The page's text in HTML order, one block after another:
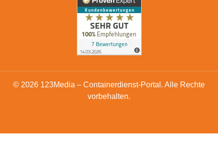
© 2026 123Media – Containerdienst-Portal. Alle Rechte
vorbehalten.